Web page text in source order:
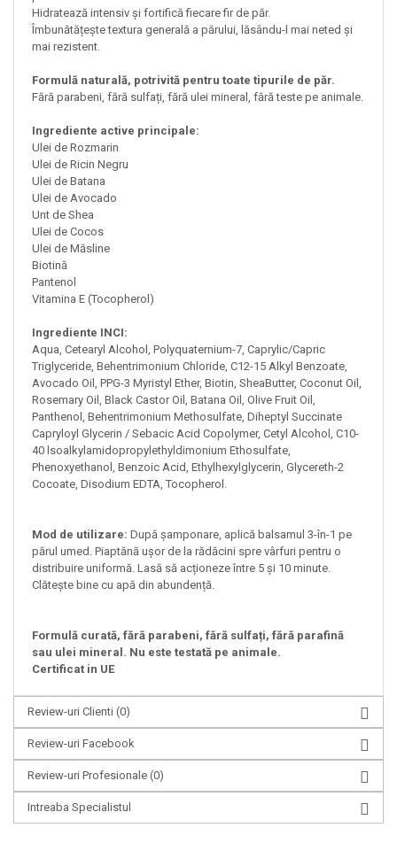
Hidratează intensiv și fortifică fiecare fir de păr.
Îmbunătățește textura generală a părului, lăsându-l mai neted și
mai rezistent.
Formulă naturală, potrivită pentru toate tipurile de păr.
Fără parabeni, fără sulfați, fără ulei mineral, fără teste pe animale.
Ingrediente active principale:
Ulei de Rozmarin
Ulei de Ricin Negru
Ulei de Batana
Ulei de Avocado
Unt de Shea
Ulei de Cocos
Ulei de Măsline
Biotină
Pantenol
Vitamina E (Tocopherol)
Ingrediente INCI:
Aqua, Cetearyl Alcohol, Polyquaternium-7, Caprylic/Capric
Triglyceride, Behentrimonium Chloride, C12-15 Alkyl Benzoate,
Avocado Oil, PPG-3 Myristyl Ether, Biotin, SheaButter, Coconut Oil,
Rosemary Oil, Black Castor Oil, Batana Oil, Olive Fruit Oil,
Panthenol, Behentrimonium Methosulfate, Diheptyl Succinate
Capryloyl Glycerin / Sebacic Acid Copolymer, Cetyl Alcohol, C10-
40 lsoalkylamidopropylethyldimonium Ethosulfate,
Phenoxyethanol, Benzoic Acid, Ethylhexylglycerin, Glycereth-2
Cocoate, Disodium EDTA, Tocopherol.
Mod de utilizare: După șamponare, aplică balsamul 3-în-1 pe
părul umed. Piaptănă ușor de la rădăcini spre vârfuri pentru o
distribuire uniformă. Lasă să acționeze între 5 și 10 minute.
Clătește bine cu apă din abundență.
Formulă curată, fără parabeni, fără sulfați, fără parafină
sau ulei mineral. Nu este testată pe animale.
Certificat in UE
Review-uri Clienti (0)
Review-uri Facebook
Review-uri Profesionale (0)
Intreaba Specialistul